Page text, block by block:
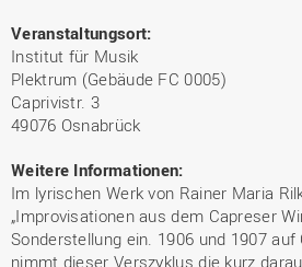
Veranstaltungsort:
Institut für Musik
Plektrum (Gebäude FC 0005)
Caprivistr. 3
49076 Osnabrück
Weitere Informationen:
Im lyrischen Werk von Rainer Maria
„Improvisationen aus dem Capreser
Sonderstellung ein. 1906 und 1907 auf
nimmt dieser Verszyklus die kurz